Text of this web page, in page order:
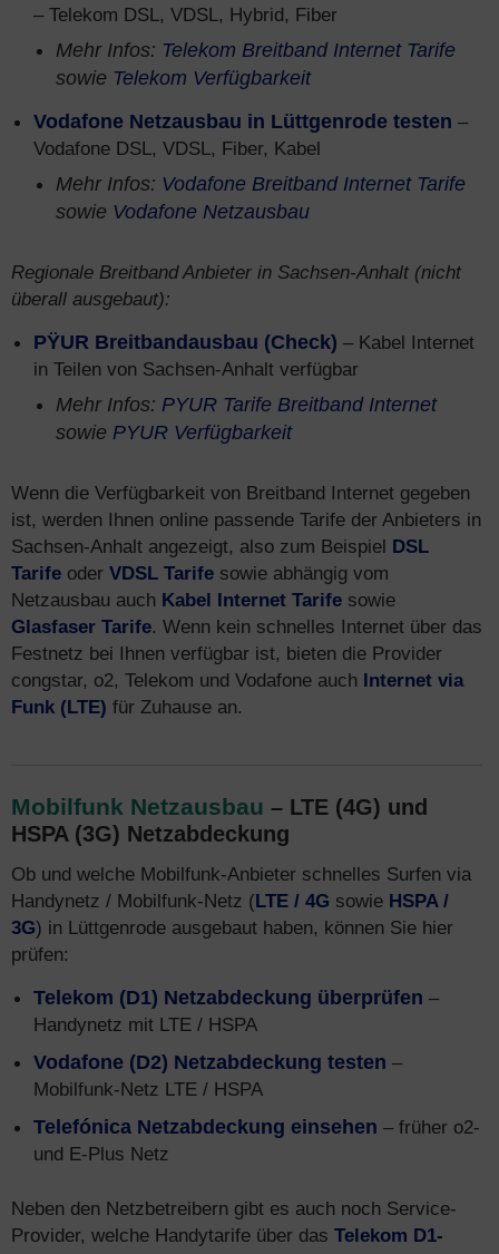
– Telekom DSL, VDSL, Hybrid, Fiber
Mehr Infos: Telekom Breitband Internet Tarife
sowie Telekom Verfügbarkeit
Vodafone Netzausbau in Lüttgenrode testen –
Vodafone DSL, VDSL, Fiber, Kabel
Mehr Infos: Vodafone Breitband Internet Tarife
sowie Vodafone Netzausbau
Regionale Breitband Anbieter in Sachsen-Anhalt (nicht
überall ausgebaut):
PŸUR Breitbandausbau (Check) – Kabel Internet
in Teilen von Sachsen-Anhalt verfügbar
Mehr Infos: PYUR Tarife Breitband Internet
sowie PYUR Verfügbarkeit
Wenn die Verfügbarkeit von Breitband Internet gegeben
ist, werden Ihnen online passende Tarife der Anbieters in
Sachsen-Anhalt angezeigt, also zum Beispiel DSL
Tarife oder VDSL Tarife sowie abhängig vom
Netzausbau auch Kabel Internet Tarife sowie
Glasfaser Tarife. Wenn kein schnelles Internet über das
Festnetz bei Ihnen verfügbar ist, bieten die Provider
congstar, o2, Telekom und Vodafone auch Internet via
Funk (LTE) für Zuhause an.
Mobilfunk Netzausbau – LTE (4G) und
HSPA (3G) Netzabdeckung
Ob und welche Mobilfunk-Anbieter schnelles Surfen via
Handynetz / Mobilfunk-Netz (LTE / 4G sowie HSPA /
3G) in Lüttgenrode ausgebaut haben, können Sie hier
prüfen:
Telekom (D1) Netzabdeckung überprüfen –
Handynetz mit LTE / HSPA
Vodafone (D2) Netzabdeckung testen –
Mobilfunk-Netz LTE / HSPA
Telefónica Netzabdeckung einsehen – früher o2-
und E-Plus Netz
Neben den Netzbetreibern gibt es auch noch Service-
Provider, welche Handytarife über das Telekom D1-